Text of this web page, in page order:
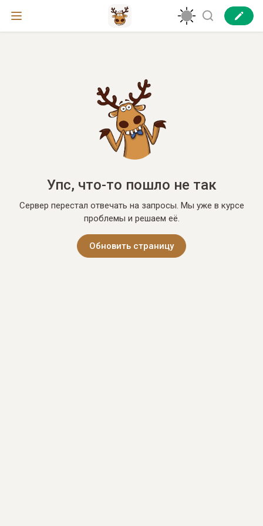
Упс, что-то пошло не так
Сервер перестал отвечать на запросы. Мы уже в курсе
проблемы и решаем её.
Обновить страницу